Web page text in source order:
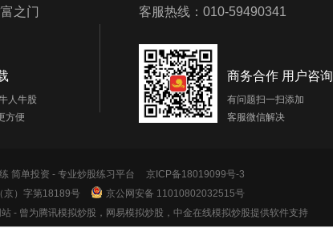
之门
人牛股
方便
客服热线：010-59490341
商务合作 用户咨询
有问题扫一扫添加
客服微信解决
简单投资 - 专业炒股练习平台
京ICP备18019099号-3
京）字第18189号
京公网安备 11010802032515号
- 曾为腾讯模拟炒股，网易模拟炒股，中金在线模拟炒股提供软件支持